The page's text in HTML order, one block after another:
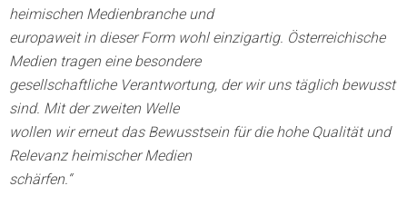
heimischen Medienbranche und
europaweit in dieser Form wohl einzigartig. Österreichische
Medien tragen eine besondere
gesellschaftliche Verantwortung, der wir uns täglich bewusst
sind. Mit der zweiten Welle
wollen wir erneut das Bewusstsein für die hohe Qualität und
Relevanz heimischer Medien
schärfen.“